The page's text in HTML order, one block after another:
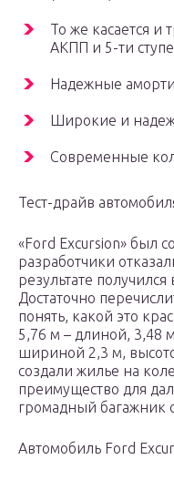
То же касается и
АКПП и 5-ти
Надежные
Широкие и
Современные
Тест-драйв
«Ford Excursion» был
разработчики
результате
Достаточно
понять, какой это
5,76 м – длиной, 3,48 м
шириной 2,3 м,
создали жилье на
преимущество для
громадный багажник
Автомобиль Ford